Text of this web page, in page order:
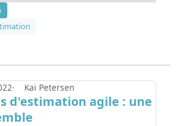
conseils pour choisir la bonne
Kai Petersen
d'estimation agile : une